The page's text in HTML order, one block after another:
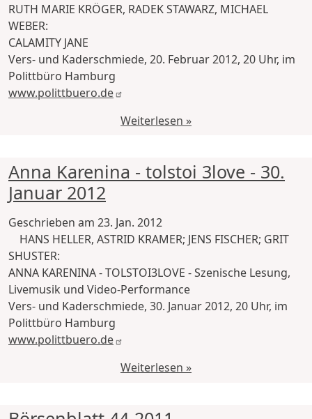
RUTH MARIE KRÖGER, RADEK STAWARZ, MICHAEL
WEBER:
CALAMITY JANE
Vers- und Kaderschmiede, 20. Februar 2012, 20 Uhr, im
Polittbüro Hamburg
www.polittbuero.de
Weiterlesen »
Anna Karenina - tolstoi 3love - 30.
Januar 2012
Geschrieben am 23. Jan. 2012
HANS HELLER, ASTRID KRAMER; JENS FISCHER; GRIT
SHUSTER:
ANNA KARENINA - TOLSTOI3LOVE - Szenische Lesung,
Livemusik und Video-Performance
Vers- und Kaderschmiede, 30. Januar 2012, 20 Uhr, im
Polittbüro Hamburg
www.polittbuero.de
Weiterlesen »